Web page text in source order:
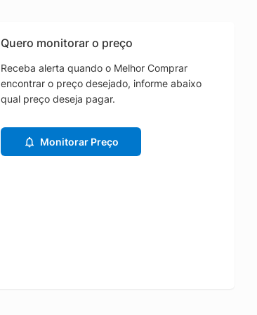
Quero monitorar o preço
Receba alerta quando o Melhor Comprar
encontrar o preço desejado, informe abaixo
qual preço deseja pagar.
Monitorar Preço